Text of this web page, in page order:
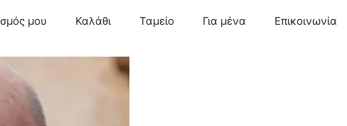
μου Καλάθι Ταμείο Για μένα Επικοινωνία